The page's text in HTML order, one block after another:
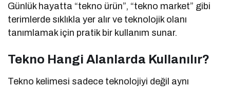
Günlük hayatta “tekno ürün”, “tekno market” gibi
terimlerde sıklıkla yer alır ve teknolojik olanı
tanımlamak için pratik bir kullanım sunar.
Tekno Hangi Alanlarda Kullanılır?
Tekno kelimesi sadece teknolojiyi değil aynı